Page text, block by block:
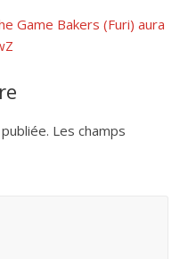
Game Bakers (Furi) aura
Les champs